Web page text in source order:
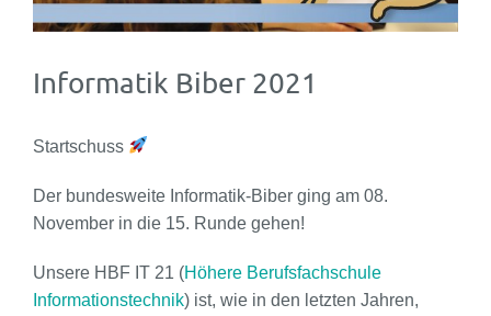
Informatik Biber 2021
Startschuss
Der bundesweite Informatik-Biber ging am 08.
November in die 15. Runde gehen!
Unsere HBF IT 21 (Höhere Berufsfachschule
Informationstechnik) ist, wie in den letzten Jahren,